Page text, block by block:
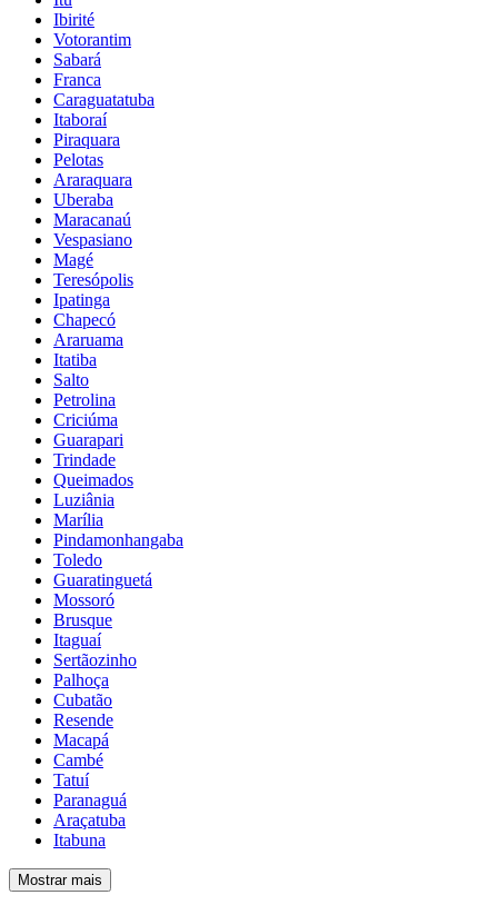
Ibirité
Votorantim
Sabará
Franca
Caraguatatuba
Itaboraí
Piraquara
Pelotas
Araraquara
Uberaba
Maracanaú
Vespasiano
Magé
Teresópolis
Ipatinga
Chapecó
Araruama
Itatiba
Salto
Petrolina
Criciúma
Guarapari
Trindade
Queimados
Luziânia
Marília
Pindamonhangaba
Toledo
Guaratinguetá
Mossoró
Brusque
Itaguaí
Sertãozinho
Palhoça
Cubatão
Resende
Macapá
Cambé
Tatuí
Paranaguá
Araçatuba
Itabuna
Mostrar mais